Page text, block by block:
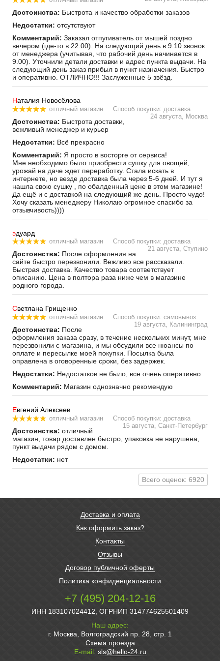
Носки с подогревом
«RedLaika RL-N-02» с
аккумуляторами 3400
мАч
5 150руб.
GSM термостат для
Climate ZONT H-1»
7 990
7 790руб.
Жидкое стекло
«Willson Body Glass
Guard» (140мл +
4,5мл) для темных
автомобилей
4 168руб.
3 799руб.
Достоинства: Быстрота и качество обработки заказов
Недостатки: отсутствуют
Комментарий: Заказал отпугиватель от мышей поздно
вечером (где-то в 22.00). На следующий день в 9.10 звонок
от менеджера (учитывая, что рабочий день начинается в
9.00). Уточнили детали доставки и адрес пункта выдачи. На
следующий день заказ прибыл в пункт назначения. Быстро
и оперативно. ОТЛИЧНО!!! Заслуженные 5 звёзд.
Наталия Новосёлова
отличный магазин
Способ покупки: доставка
24 августа, Москва
Достоинства: Быстрота доставки,
вежливый менеджер и курьер
Недостатки: Всё прекрасно
Комментарий: Я просто в восторге от сервиса!
Мне необходимо было приобрести сушку для овощей,
урожай на даче ждет переработку. Стала искать в
интернете, но везде доставка была через 5-6 дней. И тут я
нашла свою сушку , по обалденный цене в этом магазине!
Да ещё и с доставкой на следующий же день. Просто чудо!
Хочу сказать менеджеру Николаю огромное спасибо за
отзывчивость))))
эдуард
отличный магазин
Способ покупки: доставка
21 августа, Ступино
Достоинства: После оформления на
сайте быстро перезвонили. Вежливо все рассказали.
Быстрая доставка. Качество товара соответствует
описанию. Цена в полтора раза ниже чем в магазине
родного города.
Светлана Грищенко
отличный магазин
Способ покупки: самовывоз
19 августа, Калининград
Достоинства: После
оформления заказа сразу, в течение нескольких минут, мне
перезвонили с магазина, и мы обсудили все нюансы по
оплате и пересылке моей покупки. Посылка была
оправлена в оговоренные сроки, без задержек.
Недостатки: Недостатков не было, все очень оперативно.
Комментарий: Магазин однозначно рекомендую
Евгений Алексеев
отличный магазин
Способ покупки: доставка
15 августа, Санкт-Петербург
Достоинства: отличный
магазин, товар доставлен быстро, упаковка не нарушена,
пункт выдачи рядом с домом.
Недостатки: нет
Всего оценок: 6920
Доставка и оплата
Как оформить заказ?
Контакты
Отзывы
Договор публичной оферты
Политика конфиденциальности
+7 (495) 204-12-16
ИНН 183107024412, ОГРНИП 314774625501409
Наш адрес:
г. Москва, Волгоградский пр. 28, стр. 1
Схема проезда
E-mail: sls@hello-24.ru